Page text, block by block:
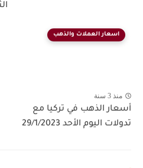
اسعار العملات والذهب
منذ 3 سنة
أسعار الذهب في تركيا مع
تدولات اليوم الأحد 29/1/2023